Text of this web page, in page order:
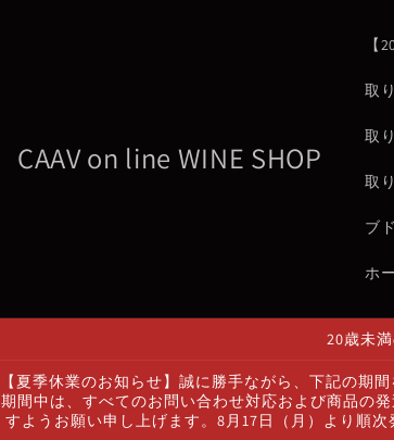
CAAV on line WINE SHOP
【
取
取
取
ブ
ホ
20歳未
【夏季休業のお知らせ】誠に勝手ながら、下記の期
期間中は、すべてのお問い合わせ対応および商品の
すようお願い申し上げます。8月17日（月）より順